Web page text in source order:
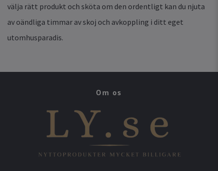
välja rätt produkt och sköta om den ordentligt kan du njuta
av oändliga timmar av skoj och avkoppling i ditt eget
utomhusparadis.
Om os